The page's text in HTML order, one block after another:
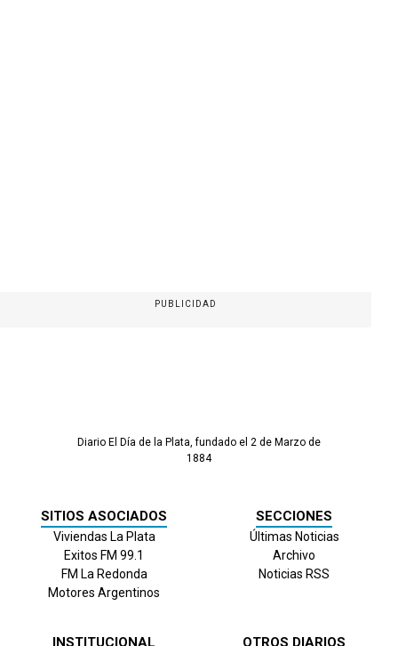
PUBLICIDAD
Diario El Día de la Plata, fundado el 2 de Marzo de
1884
SITIOS ASOCIADOS
Viviendas La Plata
Exitos FM 99.1
FM La Redonda
Motores Argentinos
SECCIONES
Últimas Noticias
Archivo
Noticias RSS
INSTITUCIONAL OTROS DIARIOS